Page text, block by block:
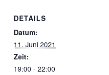
DETAILS
Datum:
11. Juni 2021
Zeit:
19:00 - 22:00